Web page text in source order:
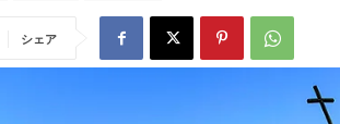
シェア